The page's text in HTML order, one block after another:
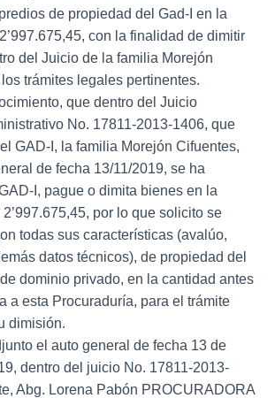
de propiedad del Gad-I en la
con la finalidad de dimitir
del Juicio de la familia Morejón
trámites legales pertinentes.
que dentro del Juicio
No. 17811-2013-1406, que
GAD-I, la familia Morejón Cifuentes,
de fecha 13/11/2019, se ha
I, pague o dimita bienes en la
por lo que solicito se
todas sus características (avalúo,
datos técnicos), de propiedad del
dominio privado, en la cantidad antes
a esta Procuraduría, para el trámite
dimisión.
el auto general de fecha 13 de
dentro del juicio No. 17811-2013-
Abg. Lorena Pabón PROCURADORA